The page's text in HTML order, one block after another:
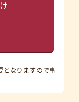
となりますので事